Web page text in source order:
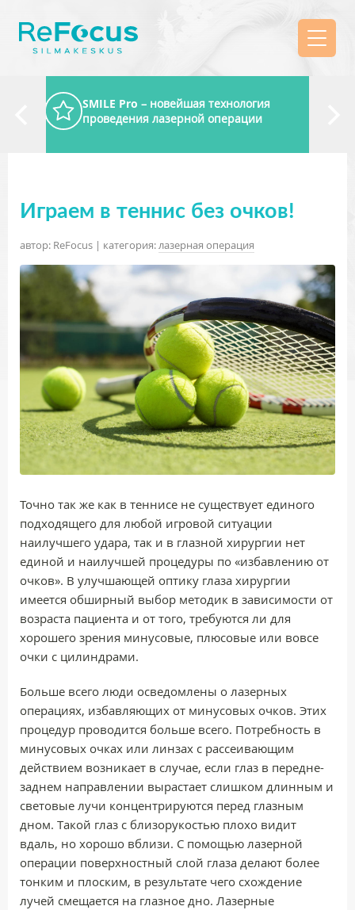
SMILE Pro – новейшая технология
проведения лазерной операции
Играем в теннис без очков!
автор: ReFocus | категория:лазерная операция
Точно так же как в теннисе не существует единого
подходящего для любой игровой ситуации
наилучшего удара, так и в глазной хирургии нет
единой и наилучшей процедуры по «избавлению от
очков». В улучшающей оптику глаза хирургии
имеется обширный выбор методик в зависимости от
возраста пациента и от того, требуются ли для
хорошего зрения минусовые, плюсовые или вовсе
очки с цилиндрами.
Больше всего люди осведомлены о лазерных
операциях, избавляющих от минусовых очков. Этих
процедур проводится больше всего. Потребность в
минусовых очках или линзах с рассеивающим
действием возникает в случае, если глаз в передне-
заднем направлении вырастает слишком длинным и
световые лучи концентрируются перед глазным
дном. Такой глаз с близорукостью плохо видит
вдаль, но хорошо вблизи. С помощью лазерной
операции поверхностный слой глаза делают более
тонким и плоским, в результате чего схождение
лучей смещается на глазное дно. Лазерные